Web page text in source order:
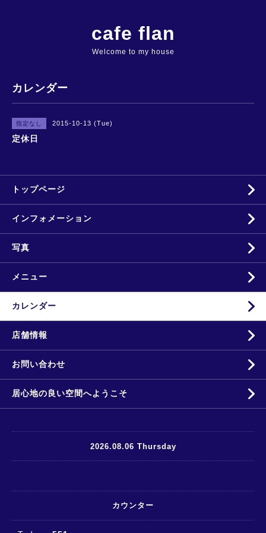
cafe flan
Welcome to my house
カレンダー
指定なし 2015-10-13 (Tue)
定休日
トップページ
インフォメーション
写真
メニュー
カレンダー
店舗情報
お問い合わせ
居心地の良い空間へようこそ
2026.08.06 Thursday
カウンター